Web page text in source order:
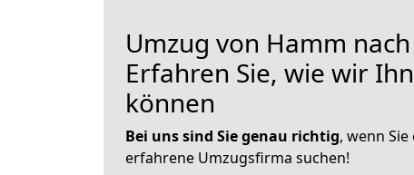
Umzug von Hamm
Erfahren Sie, wie wir
können
Bei uns sind Sie genau richtig, wenn
erfahrene Umzugsfirma suchen!